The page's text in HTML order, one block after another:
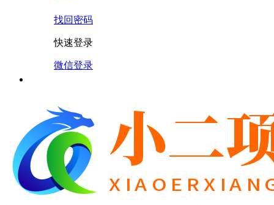
找回密码
快速登录
微信登录